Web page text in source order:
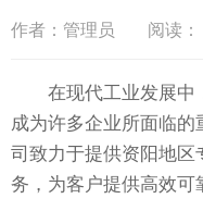
作者：管理员 阅读：
在现代工业发展中
成为许多企业所面临
司致力于提供资阳地区
务，为客户提供高效可